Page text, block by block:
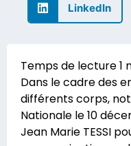
LinkedIn
Dans le cadre des
différents corps,
Nationale le 10
Jean Marie TESSI